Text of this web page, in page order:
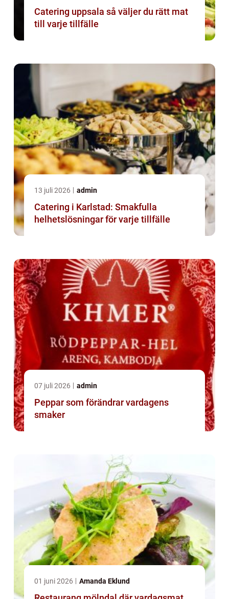
Catering uppsala så väljer du rätt mat
till varje tillfälle
13 juli 2026 admin
Catering i Karlstad: Smakfulla
helhetslösningar för varje tillfälle
07 juli 2026 admin
Peppar som förändrar vardagens
smaker
01 juni 2026 Amanda Eklund